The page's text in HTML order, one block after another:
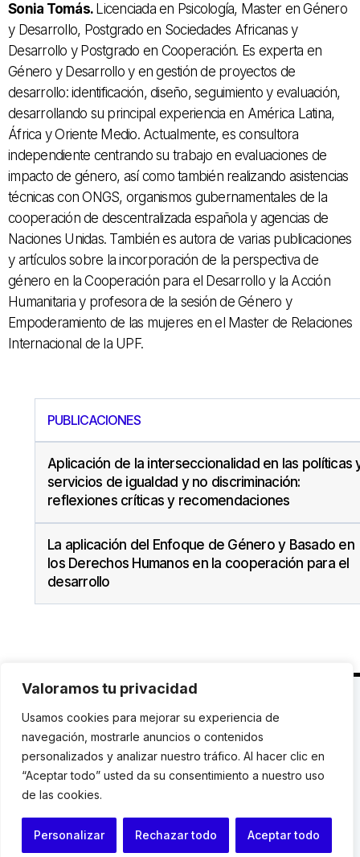
Valoramos tu privacidad
Usamos cookies para mejorar su experiencia de
navegación, mostrarle anuncios o contenidos
personalizados y analizar nuestro tráfico. Al hacer clic en
“Aceptar todo” usted da su consentimiento a nuestro uso
de las cookies.
Personalizar Rechazar todo Aceptar todo
Sonia Tomás. Licenciada en Psicología, Master en Género
y Desarrollo, Postgrado en Sociedades Africanas y
Desarrollo y Postgrado en Cooperación. Es experta en
Género y Desarrollo y en gestión de proyectos de
desarrollo: identificación, diseño, seguimiento y evaluación,
desarrollando su principal experiencia en América Latina,
África y Oriente Medio. Actualmente, es consultora
independiente centrando su trabajo en evaluaciones de
impacto de género, así como también realizando asistencias
técnicas con ONGS, organismos gubernamentales de la
cooperación de descentralizada española y agencias de
Naciones Unidas. También es autora de varias publicaciones
y artículos sobre la incorporación de la perspectiva de
género en la Cooperación para el Desarrollo y la Acción
Humanitaria y profesora de la sesión de Género y
Empoderamiento de las mujeres en el Master de Relaciones
Internacional de la UPF.
PUBLICACIONES
Aplicación de la interseccionalidad en las políticas
servicios de igualdad y no discriminación:
reflexiones críticas y recomendaciones
La aplicación del Enfoque de Género y Basado en
los Derechos Humanos en la cooperación para el
desarrollo
C. Avinyó 44, 2n | 08002 Barcelona |T.: +34 93
119 03 72|institut@idhc.org
© Institut de Drets Humans de Catalunya.
Aviso legal|Cookies|Contacto
Programación web: Space Bits